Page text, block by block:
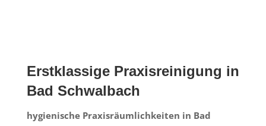
Erstklassige Praxisreinigung in
Bad Schwalbach
hygienische Praxisräumlichkeiten in Bad